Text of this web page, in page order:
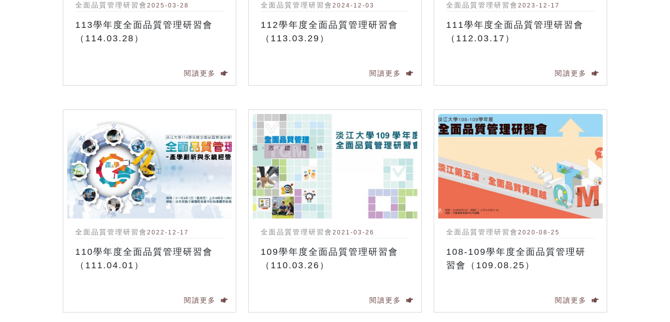
全面品質管理研習會 2025-03-28
113學年度全面品質管理研習會
（114.03.28）
閱讀更多
全面品質管理研習會 2024-12-03
112學年度全面品質管理研習會
（113.03.29）
閱讀更多
全面品質管理研習會 2023-12-17
111學年度全面品質管理研習會
（112.03.17）
閱讀更多
全面品質管理研習會 2022-12-17
110學年度全面品質管理研習會
（111.04.01）
閱讀更多
全面品質管理研習會 2021-03-26
109學年度全面品質管理研習會
（110.03.26）
閱讀更多
全面品質管理研習會 2020-08-25
108-109學年度全面品質管理研
習會（109.08.25）
閱讀更多